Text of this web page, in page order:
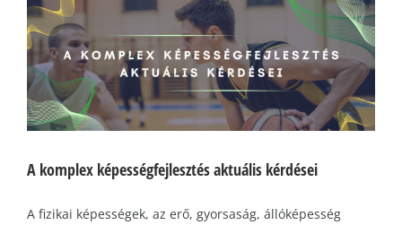
A komplex képességfejlesztés aktuális kérdései
A fizikai képességek, az erő, gyorsaság, állóképesség